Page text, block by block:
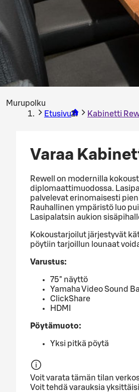
Murupolku
Etusivu
Kabinetti
Varaa
Rewell on modernilla
diplomaattimuodossa.
palvelevat erinomaisesti
Rauhallinen ympäristö luo
Lasipalatsin aukion
Kokoustarjoilut järjestyvät
pöytiin tarjoillun lounaat
Varustus:
75" näyttö
Yamaha Video Sound
ClickShare
HDMI
Pöytämuoto:
Yksi pitkä pöytä
Voit varata tämän tilan
Voit tehdä varauksia